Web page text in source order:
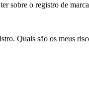
sobre o registro de
Quais são os meus